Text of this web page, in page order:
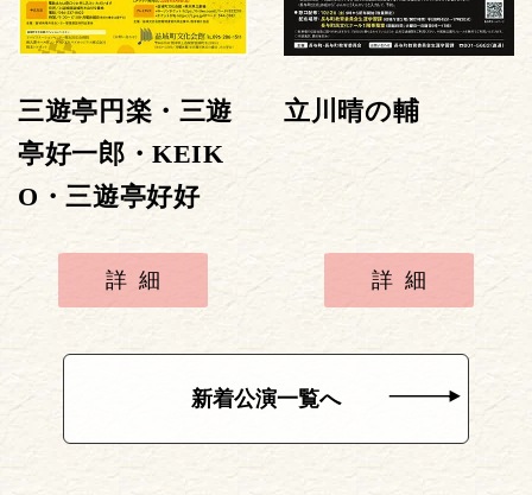
三遊亭円楽・三遊
亭好一郎・KEIK
O・三遊亭好好
詳細
立川晴の輔
詳細
新着公演一覧へ